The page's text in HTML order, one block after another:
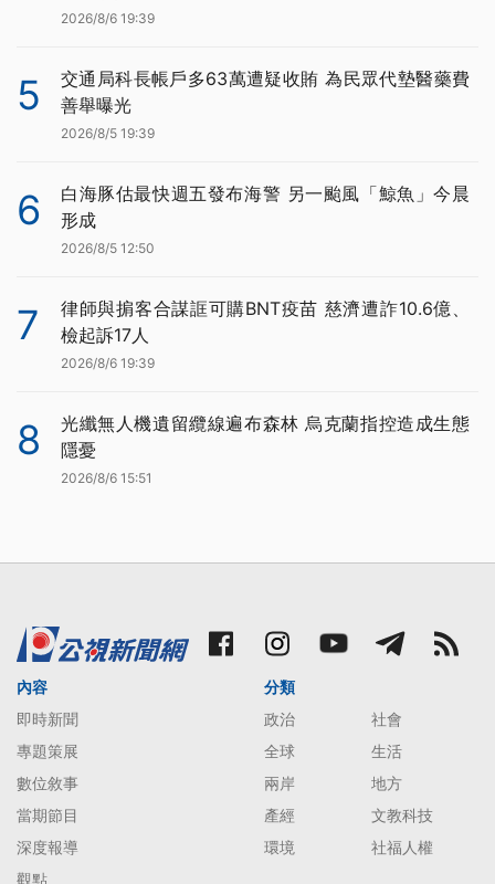
2026/8/6 19:39
5
交通局科長帳戶多63萬遭疑收賄 為民眾代墊醫藥費
善舉曝光
2026/8/5 19:39
6
白海豚估最快週五發布海警 另一颱風「鯨魚」今晨
形成
2026/8/5 12:50
7
律師與掮客合謀誆可購BNT疫苗 慈濟遭詐10.6億、
檢起訴17人
2026/8/6 19:39
8
光纖無人機遺留纜線遍布森林 烏克蘭指控造成生態
隱憂
2026/8/6 15:51
內容
即時新聞
專題策展
數位敘事
當期節目
深度報導
觀點
分類
政治
社會
全球
生活
兩岸
地方
產經
文教科技
環境
社福人權